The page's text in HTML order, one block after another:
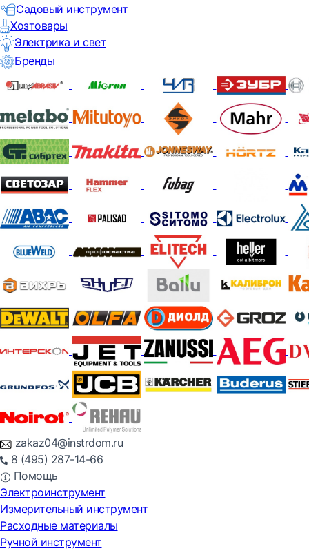
Садовый инструмент
Хозтовары
Электрика и свет
Бренды
zakaz04@instrdom.ru
8 (495) 287-14-66
Помощь
Электроинструмент
Измерительный инструмент
Расходные материалы
Ручной инструмент